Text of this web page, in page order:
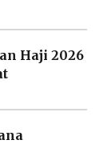
Haji 2026